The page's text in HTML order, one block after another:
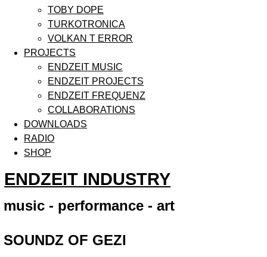
TOBY DOPE
TURKOTRONICA
VOLKAN T ERROR
PROJECTS
ENDZEIT MUSIC
ENDZEIT PROJECTS
ENDZEIT FREQUENZ
COLLABORATIONS
DOWNLOADS
RADIO
SHOP
ENDZEIT INDUSTRY
music - performance - art
SOUNDZ OF GEZI